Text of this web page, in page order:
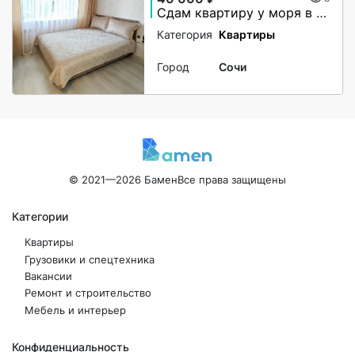
Сдам квартиру у моря в центре Сочи
Категория Квартиры
Город Сочи
© 2021—2026 БаменВсе права защищены
Категории
Квартиры
Грузовики и спецтехника
Вакансии
Ремонт и строительство
Мебель и интерьер
Конфиденциальность